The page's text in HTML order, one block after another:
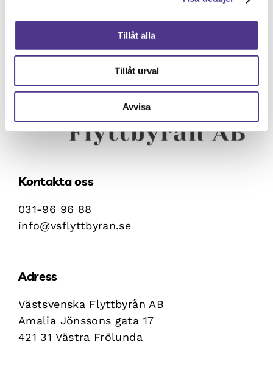
Tillåt alla
Tillåt urval
Avvisa
Kontakta oss
031-96 96 88
info@vsflyttbyran.se
Adress
Västsvenska Flyttbyrån AB
Amalia Jönssons gata 17
421 31 Västra Frölunda